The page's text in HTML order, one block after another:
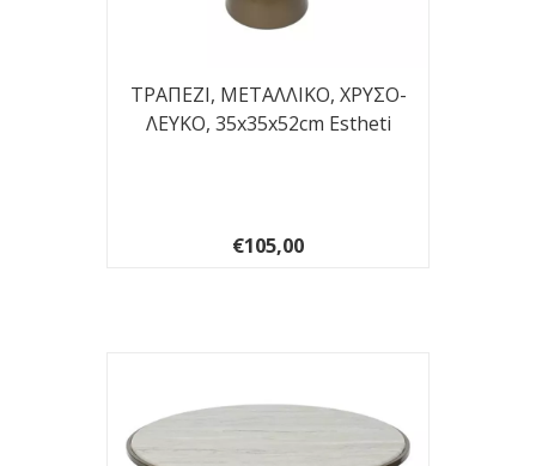
ΤΡΑΠΕΖΙ, ΜΕΤΑΛΛΙΚΟ, ΧΡΥΣΟ-
ΛΕΥΚΟ, 35x35x52cm Estheti
€105,00